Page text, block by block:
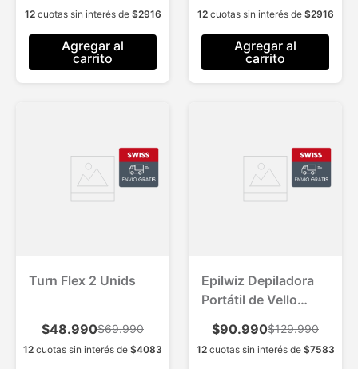
12cuotas sin interés de $2916
Agregar al
carrito
12cuotas sin interés de $2916
Agregar al
carrito
Turn Flex 2 Unids
$48.990$69.990
12 cuotas sin interés de $4083
Epilwiz Depiladora
Portátil de Vello
$90.990$129.990
12cuotas sin interés de $7583